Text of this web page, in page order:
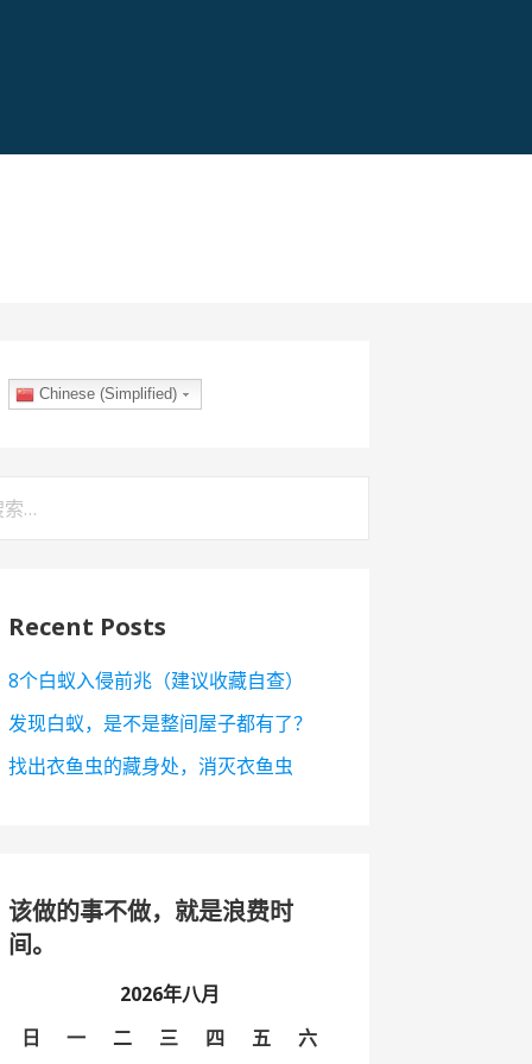
Chinese (Simplified)
Recent Posts
8个白蚁入侵前兆（建议收藏自查）
发现白蚁，是不是整间屋子都有了？
找出衣鱼虫的藏身处，消灭衣鱼虫
该做的事不做，就是浪费时
间。
2026年八月
日
一 二 三 四 五
六